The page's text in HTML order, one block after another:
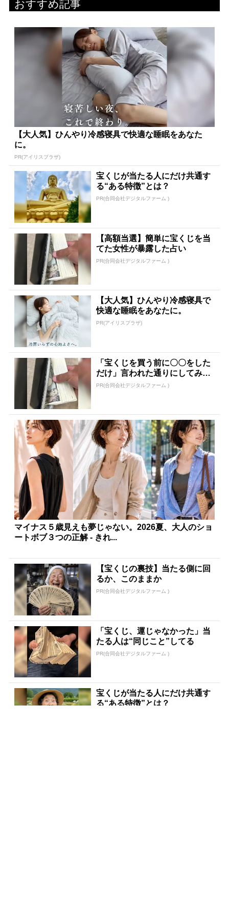
おすすめ記事
【大人気】ひんやり冷感寝具で快適な睡眠をあなた
に。
PR(アイリスプラザ)
宝くじが当たる人にだけ共通す
る“ある特徴”とは？
PR(合同会社デジタルファーム )
【高額当選】簡単に宝くじを当
てた女性が暴露した占い
PR(合同会社デジタルファーム )
【大人気】ひんやり冷感寝具で
快適な睡眠をあなたに。
PR(アイリスプラザ)
「宝くじを買う前に〇〇をした
だけ」言われた通りにしてみた
ら…
PR(合同会社デジタルファーム )
マイナス５歳見えも夢じゃない。2026夏、大人のショ
ートボブ３つの正解 - きれ...
【宝くじの裏技】当たる側に回
るか、このままか
PR(合同会社デジタルファーム )
「宝くじ、運じゃなかった」当
たる人は“同じこと”してる
PR(合同会社デジタルファーム )
宝くじが当たる人にだけ共通す
る“ある特徴”とは？